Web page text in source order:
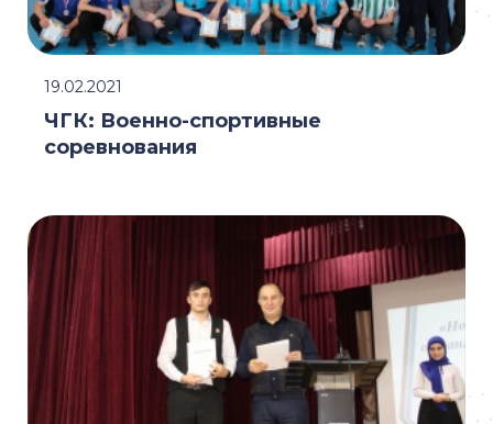
ЧГК: Военно-спортивные
соревнования
19.02.2021